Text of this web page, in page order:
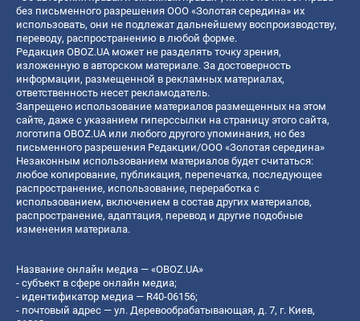
без письменного разрешения ООО «Золотая середина» их
использовать, они не подлежат дальнейшему воспроизводству,
переводу, распространению в любой форме.
Редакция OBOZ.UA может не разделять точку зрения,
изложенную в авторском материале. За достоверность
информации, размещенной в рекламных материалах,
ответственность несет рекламодатель.
Запрещено использование материалов размещенных на этом
сайте, даже с указанием гиперссылки на страницу этого сайта,
логотипа OBOZ.UA или любого другого упоминания, но без
письменного разрешения Редакции/ООО «Золотая середина»
Незаконным использованием материалов будет считаться:
любое копирование, публикация, перепечатка, последующее
распространение, использование, переработка с
использованием, включением в состав других материалов,
распространение, адаптация, перевод и другие подобные
изменения материала.
Название онлайн медиа — «OBOZ.UA»
- субъект в сфере онлайн медиа;
- идентификатор медиа — R40-06156;
- почтовый адрес — ул. Деревообрабатывающая, д. 7, г. Киев,